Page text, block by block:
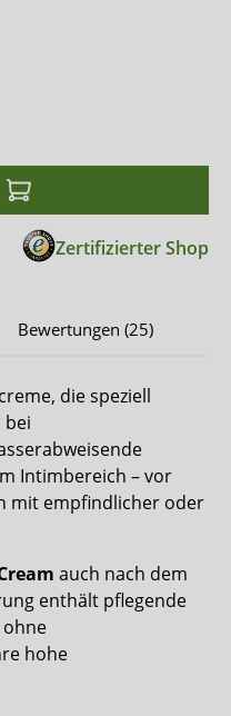
Zertifizierter Shop
Bewertungen (25)
die speziell
bei
Intimbereich – vor
mit empfindlicher oder
auch nach dem
enthält pflegende
ohne
hohe